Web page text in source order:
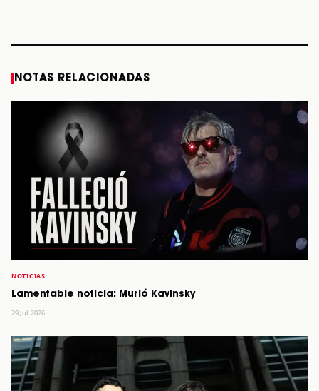
NOTAS RELACIONADAS
NOTICIAS
Lamentable noticia: Murió Kavinsky
29 Jul, 2026